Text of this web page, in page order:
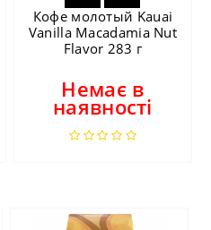
Кофе молотый Kauai
Vanilla Macadamia Nut
Flavor 283 г
Немає в
наявності